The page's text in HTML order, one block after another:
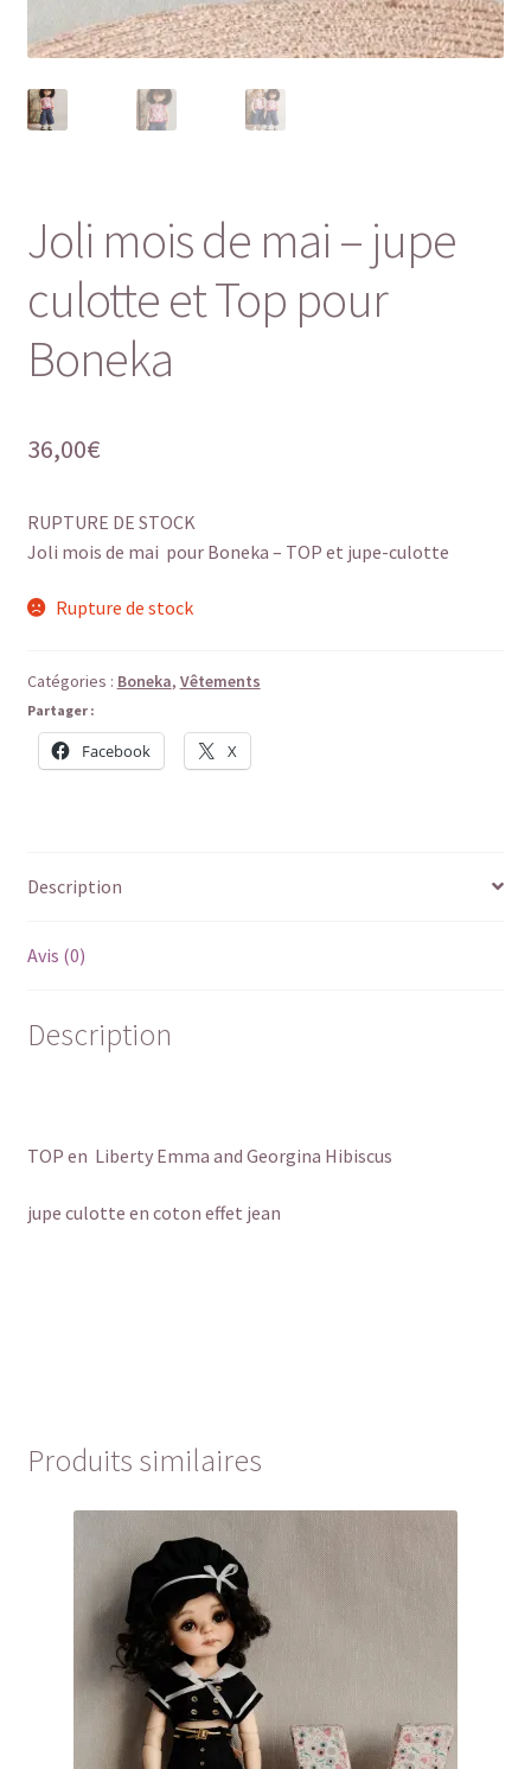
Joli mois de mai – jupe
culotte et Top pour
Boneka
36,00€
RUPTURE DE STOCK
Joli mois de mai pour Boneka – TOP et jupe-culotte
Rupture de stock
Catégories : Boneka, Vêtements
Partager :
Facebook X
Description
Avis (0)
Description
TOP en Liberty Emma and Georgina Hibiscus
jupe culotte en coton effet jean
Produits similaires